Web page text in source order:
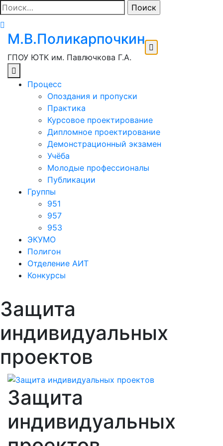
Перейти
к
содержимому
Найти:
М.В.Поликарпочкин
ГПОУ ЮТК им. Павлючкова Г.А.
Процесс
Опоздания и пропуски
Практика
Курсовое проектирование
Дипломное проектирование
Демонстрационный экзамен
Учёба
Молодые профессионалы
Публикации
Группы
951
957
953
ЭКУМО
Полигон
Отделение АИТ
Конкурсы
Защита
индивидуальных
проектов
Защита
индивидуальных